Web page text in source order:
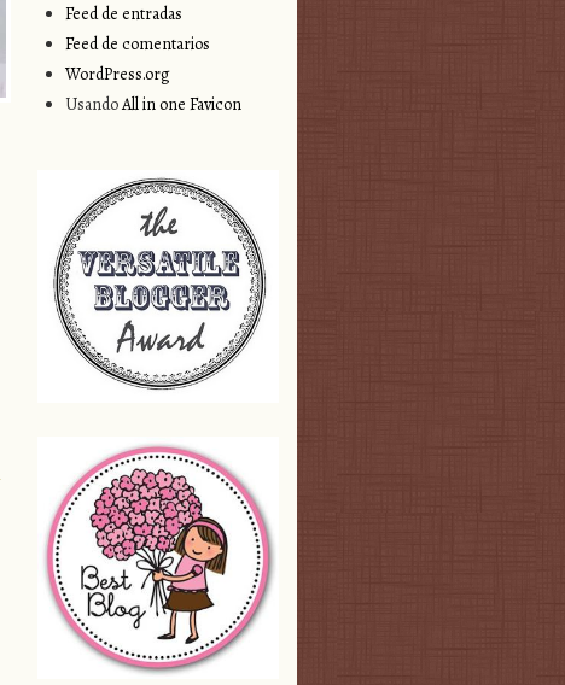
Feed de entradas
Feed de comentarios
WordPress.org
UsandoAll in one Favicon